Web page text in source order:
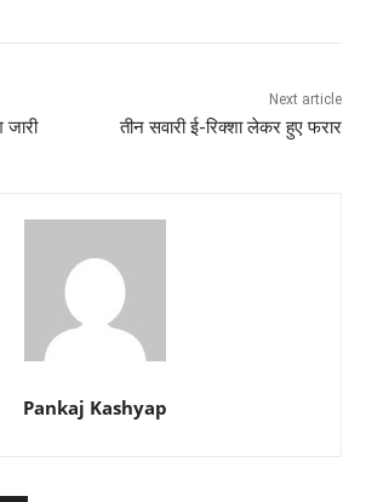
Next article
तीन सवारी ई-रिक्शा लेकर हुए फरार
Pankaj Kashyap